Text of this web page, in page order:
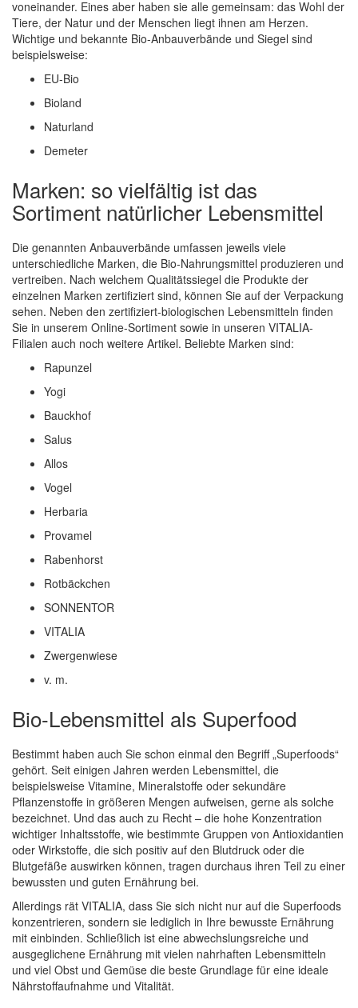
voneinander. Eines aber haben sie alle gemeinsam: das Wohl der
Tiere, der Natur und der Menschen liegt ihnen am Herzen.
Wichtige und bekannte Bio-Anbauverbände und Siegel sind
beispielsweise:
EU-Bio
Bioland
Naturland
Demeter
Marken: so vielfältig ist das
Sortiment natürlicher Lebensmittel
Die genannten Anbauverbände umfassen jeweils viele
unterschiedliche Marken, die Bio-Nahrungsmittel produzieren und
vertreiben. Nach welchem Qualitätssiegel die Produkte der
einzelnen Marken zertifiziert sind, können Sie auf der Verpackung
sehen. Neben den zertifiziert-biologischen Lebensmitteln finden
Sie in unserem Online-Sortiment sowie in unseren VITALIA-
Filialen auch noch weitere Artikel. Beliebte Marken sind:
Rapunzel
Yogi
Bauckhof
Salus
Allos
Vogel
Herbaria
Provamel
Rabenhorst
Rotbäckchen
SONNENTOR
VITALIA
Zwergenwiese
v. m.
Bio-Lebensmittel als Superfood
Bestimmt haben auch Sie schon einmal den Begriff „Superfoods“
gehört. Seit einigen Jahren werden Lebensmittel, die
beispielsweise Vitamine, Mineralstoffe oder sekundäre
Pflanzenstoffe in größeren Mengen aufweisen, gerne als solche
bezeichnet. Und das auch zu Recht – die hohe Konzentration
wichtiger Inhaltsstoffe, wie bestimmte Gruppen von Antioxidantien
oder Wirkstoffe, die sich positiv auf den Blutdruck oder die
Blutgefäße auswirken können, tragen durchaus ihren Teil zu einer
bewussten und guten Ernährung bei.
Allerdings rät VITALIA, dass Sie sich nicht nur auf die Superfoods
konzentrieren, sondern sie lediglich in Ihre bewusste Ernährung
mit einbinden. Schließlich ist eine abwechslungsreiche und
ausgeglichene Ernährung mit vielen nahrhaften Lebensmitteln
und viel Obst und Gemüse die beste Grundlage für eine ideale
Nährstoffaufnahme und Vitalität.